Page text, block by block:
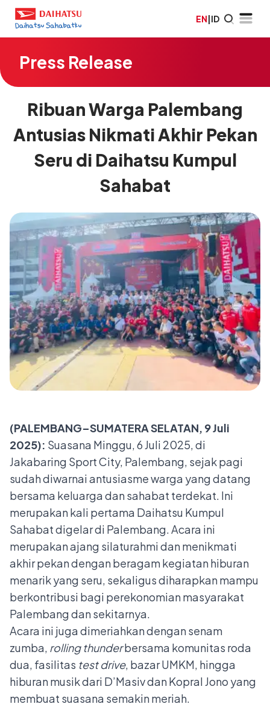
EN|ID
Press Release
Ribuan Warga Palembang
Antusias Nikmati Akhir Pekan
Seru di Daihatsu Kumpul
Sahabat
(PALEMBANG–SUMATERA SELATAN, 9 Juli
2025): Suasana Minggu, 6 Juli 2025, di
Jakabaring Sport City, Palembang, sejak pagi
sudah diwarnai antusiasme warga yang datang
bersama keluarga dan sahabat terdekat. Ini
merupakan kali pertama Daihatsu Kumpul
Sahabat digelar di Palembang. Acara ini
merupakan ajang silaturahmi dan menikmati
akhir pekan dengan beragam kegiatan hiburan
menarik yang seru, sekaligus diharapkan mampu
berkontribusi bagi perekonomian masyarakat
Palembang dan sekitarnya.
Acara ini juga dimeriahkan dengan senam
zumba, rolling thunderbersama komunitas roda
dua, fasilitas test drive, bazar UMKM, hingga
hiburan musik dari D’Masiv dan Kopral Jono yang
membuat suasana semakin meriah.